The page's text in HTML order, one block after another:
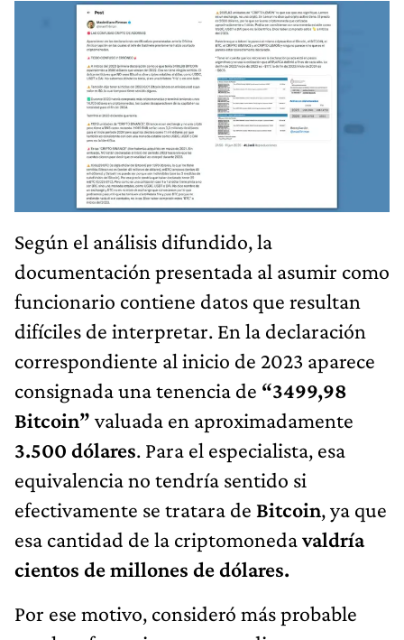
Según el análisis difundido, la
documentación presentada al asumir como
funcionario contiene datos que resultan
difíciles de interpretar. En la declaración
correspondiente al inicio de 2023 aparece
consignada una tenencia de “3499,98
Bitcoin” valuada en aproximadamente
3.500 dólares. Para el especialista, esa
equivalencia no tendría sentido si
efectivamente se tratara de Bitcoin, ya que
esa cantidad de la criptomonedavaldría
cientos de millones de dólares.
Por ese motivo, consideró más probable